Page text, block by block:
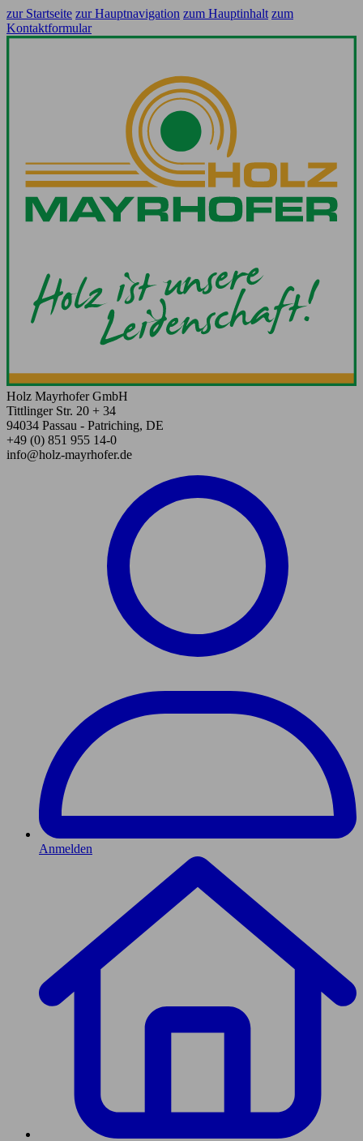
zur Startseite zur Hauptnavigation zum Hauptinhalt zum
Kontaktformular
Holz Mayrhofer GmbH
Tittlinger Str. 20 + 34
94034 Passau - Patriching, DE
+49 (0) 851 955 14-0
info@holz-mayrhofer.de
Anmelden